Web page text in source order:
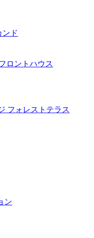
ンド
ロントハウス
フォレストテラス
ン